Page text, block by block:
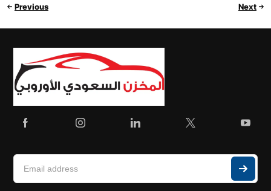
Previous Next